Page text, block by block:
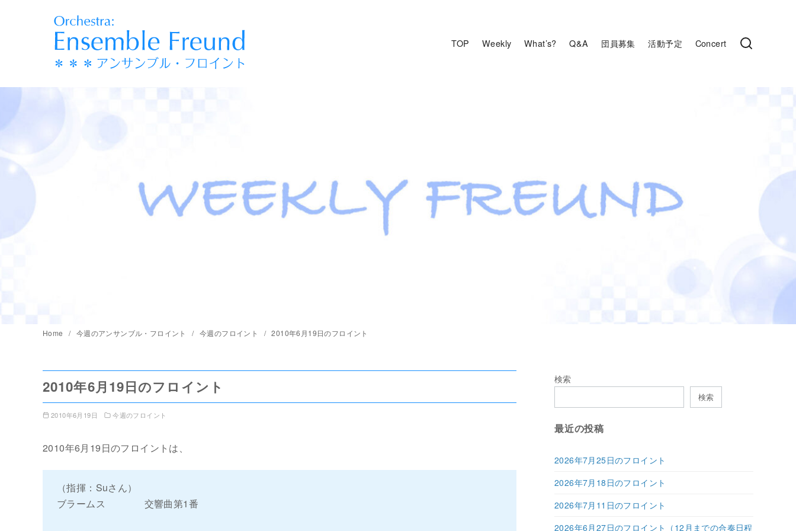
へ
TOP Weekly What’s? Q&A 団員募集 活動予定 Concert
Home 今週のアンサンブル・フロイント 今週のフロイント 2010年6月19日のフロイント
2010年6月19日のフロイント
2010年6月19日 今週のフロイント
2010年6月19日のフロイントは、
（指揮：Suさん）
ブラームス 交響曲第1番
検索
検索
最近の投稿
2026年7月25日のフロイント
2026年7月18日のフロイント
2026年7月11日のフロイント
2026年6月27日のフロイント（12月までの合奏日程